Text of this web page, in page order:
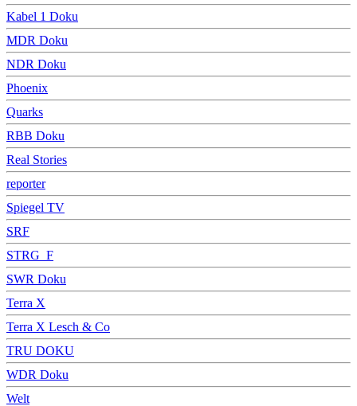
Kabel 1 Doku
MDR Doku
NDR Doku
Phoenix
Quarks
RBB Doku
Real Stories
reporter
Spiegel TV
SRF
STRG_F
SWR Doku
Terra X
Terra X Lesch & Co
TRU DOKU
WDR Doku
Welt